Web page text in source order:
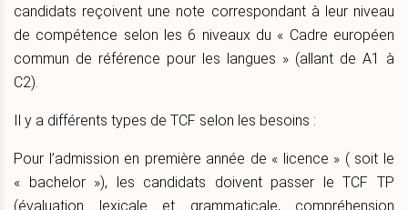
candidats reçoivent une note correspondant à leur niveau
de compétence selon les 6 niveaux du « Cadre européen
commun de référence pour les langues » (allant de A1 à
C2).
Il y a différents types de TCF selon les besoins :
Pour l’admission en première année de « licence » ( soit le
« bachelor »), les candidats doivent passer le TCF TP
(évaluation lexicale et grammaticale, compréhension